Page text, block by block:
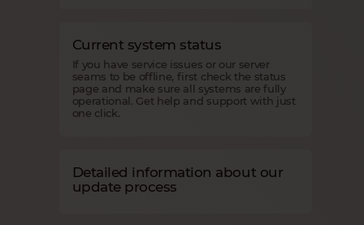
Current system status
If you have service issues or our server
seams to be offline, first check the status
page and make sure all systems are fully
operational. Get help and support with just
one click.
Detailed information about our
update process